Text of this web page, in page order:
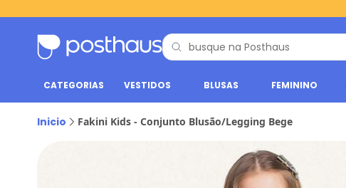
CATEGORIAS VESTIDOS BLUSAS FEMININO
Inicio Fakini Kids - Conjunto Blusão/Legging Bege